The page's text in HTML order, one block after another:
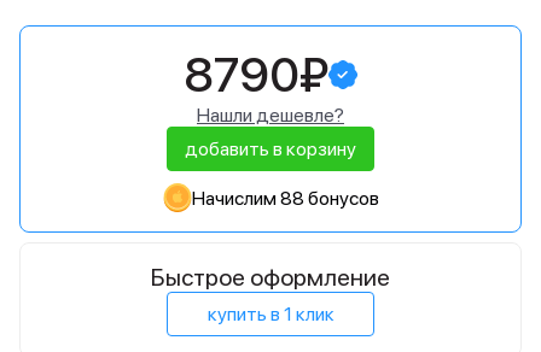
8790₽
Нашли дешевле?
добавить в корзину
Начислим 88 бонусов
Быстрое оформление
купить в 1 клик